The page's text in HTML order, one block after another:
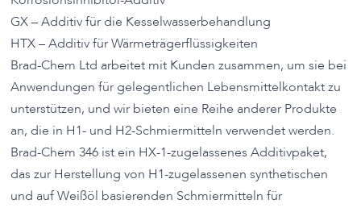
GX – Additiv für die Kesselwasserbehandlung
HTX – Additiv für Wärmeträgerflüssigkeiten
Brad-Chem Ltd arbeitet mit Kunden zusammen, um sie bei
Anwendungen für gelegentlichen Lebensmittelkontakt zu
unterstützen, und wir bieten eine Reihe anderer Produkte
an, die in H1- und H2-Schmiermitteln verwendet werden.
Brad-Chem 346 ist ein HX-1-zugelassenes Additivpaket,
das zur Herstellung von H1-zugelassenen synthetischen
und auf Weißöl basierenden Schmiermitteln für